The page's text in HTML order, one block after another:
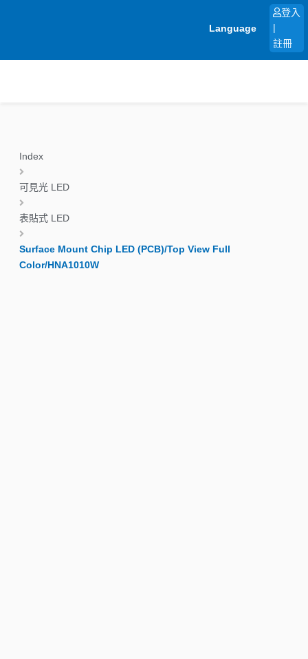
Language
登入
註冊
Index
可見光 LED
表貼式 LED
Surface Mount Chip LED (PCB)/Top View Full
Color/HNA1010W